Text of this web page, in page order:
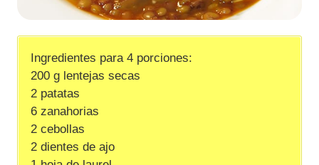
Ingredientes para 4 porciones:
200 g lentejas secas
2 patatas
6 zanahorias
2 cebollas
2 dientes de ajo